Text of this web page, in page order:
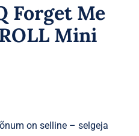
Forget Me
Mini
on selline – selgeja